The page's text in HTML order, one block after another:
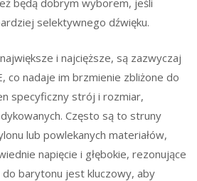
będą dobrym wyborem, jeśli
selektywnego dźwięku.
i najcięższe, są zazwyczaj
co nadaje im brzmienie zbliżone do
specyficzny strój i rozmiar,
Często są to struny
lub powlekanych materiałów,
napięcie i głębokie, rezonujące
barytonu jest kluczowy, aby